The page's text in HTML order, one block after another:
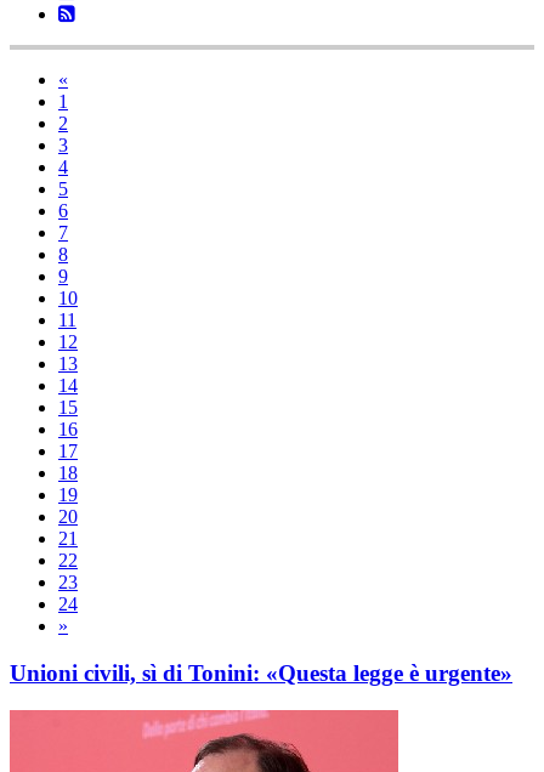
«
1
2
3
4
5
6
7
8
9
10
11
12
13
14
15
16
17
18
19
20
21
22
23
24
»
Unioni civili, sì di Tonini: «Questa legge è urgente»